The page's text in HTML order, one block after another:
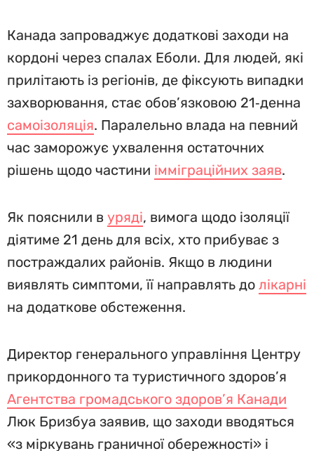
Канада запроваджує додаткові заходи на
кордоні через спалах Еболи. Для людей, які
прилітають із регіонів, де фіксують випадки
захворювання, стає обов’язковою 21‑денна
самоізоляція. Паралельно влада на певний
час заморожує ухвалення остаточних
рішень щодо частини імміграційних заяв.
Як пояснили в уряді, вимога щодо ізоляції
діятиме 21 день для всіх, хто прибуває з
постраждалих районів. Якщо в людини
виявлять симптоми, її направлять до лікарні
на додаткове обстеження.
Директор генерального управління Центру
прикордонного та туристичного здоров’я
Агентства громадського здоров’я Канади
Люк Бризбуа заявив, що заходи вводяться
«з міркувань граничної обережності» і